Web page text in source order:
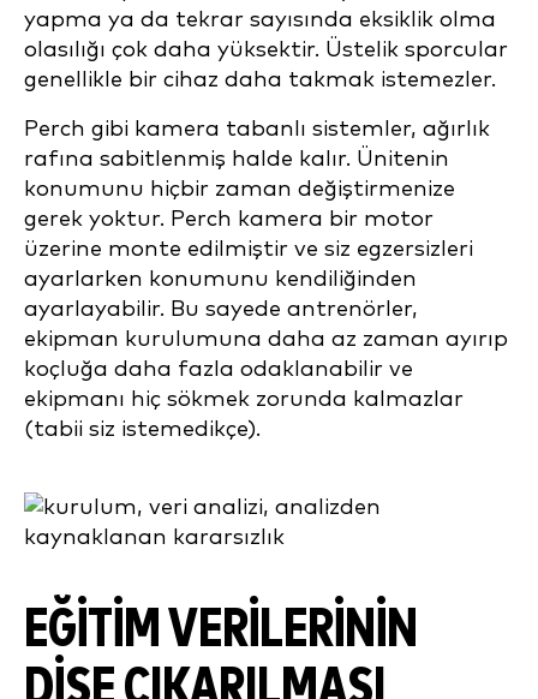
yapma ya da tekrar sayısında eksiklik olma
olasılığı çok daha yüksektir. Üstelik sporcular
genellikle bir cihaz daha takmak istemezler.
Perch gibi kamera tabanlı sistemler, ağırlık
rafına sabitlenmiş halde kalır. Ünitenin
konumunu hiçbir zaman değiştirmenize
gerek yoktur. Perch kamera bir motor
üzerine monte edilmiştir ve siz egzersizleri
ayarlarken konumunu kendiliğinden
ayarlayabilir. Bu sayede antrenörler,
ekipman kurulumuna daha az zaman ayırıp
koçluğa daha fazla odaklanabilir ve
ekipmanı hiç sökmek zorunda kalmazlar
(tabii siz istemedikçe).
EĞİTİM VERİLERİNİN